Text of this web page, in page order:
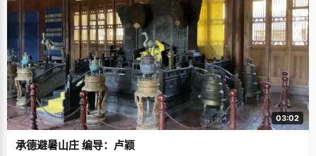
03:02
承德避暑山庄 编导：卢颖